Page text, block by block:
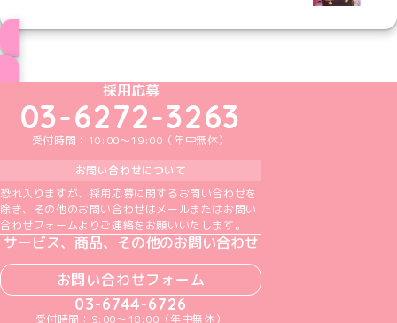
めいどりーみんTikTok公式アカウント
めいどりーみんX公式アカウント
めいどりーみんInstagram公式アカウント
めいどりーみんFacebook公式アカウン
めいどりーみんYouTube公式アカ
採用応募
03-6272-3263
受付時間：10:00～19:00（年中無休）
お問い合わせについて
恐れ入りますが、採用応募に関するお問い合わせを
除き、その他のお問い合わせはメールまたはお問い
合わせフォームよりご連絡をお願いいたします。
サービス、商品、その他のお問い合わせ
お問い合わせフォーム
03-6744-6726
受付時間：9:00～18:00（年中無休）